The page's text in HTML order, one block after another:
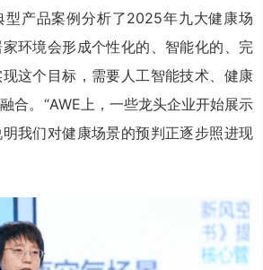
型产品案例分析了2025年九大健康场
环境会形成个性化的、智能化的、完
这个目标，需要人工智能技术、健康
合。“AWE上，一些龙头企业开始展示
我们对健康场景的预判正逐步照进现